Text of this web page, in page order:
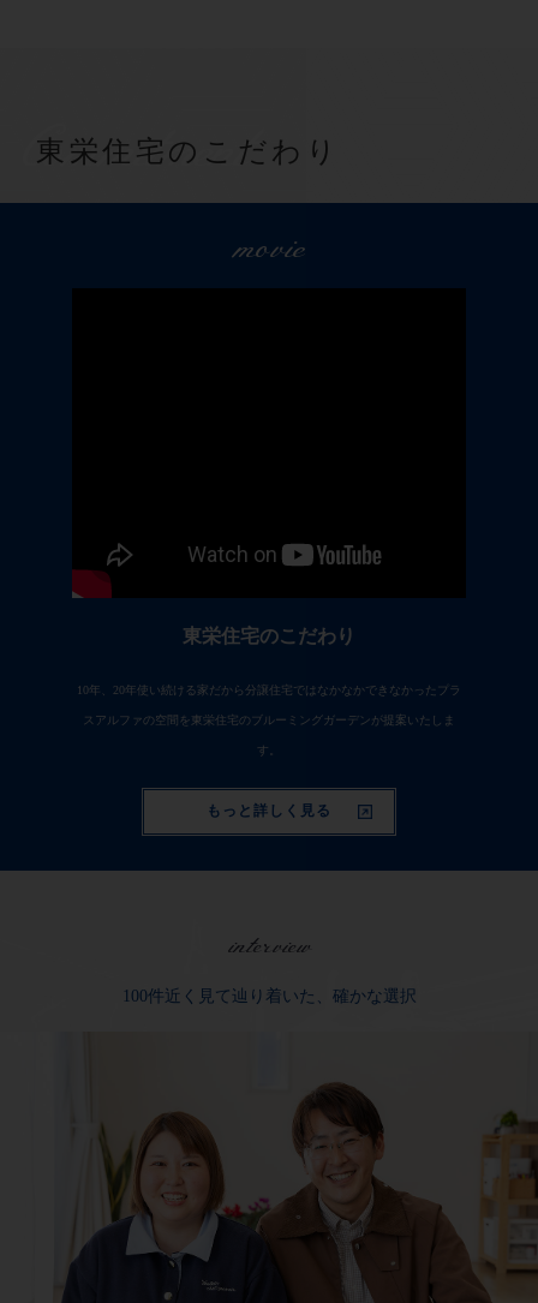
東栄住宅のこだわり
movie
東栄住宅のこだわり
10年、20年使い続ける家だから分譲住宅ではなかなかできなかったプラ
スアルファの空間を東栄住宅のブルーミングガーデンが提案いたしま
す。
もっと詳しく見る
interview
100件近く見て辿り着いた、確かな選択